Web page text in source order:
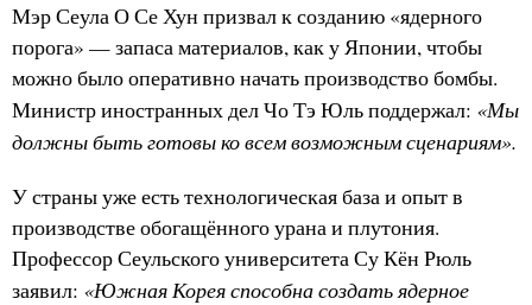
Мэр Сеула О Се Хун призвал к созданию «ядерного
порога» — запаса материалов, как у Японии, чтобы
можно было оперативно начать производство бомбы.
Министр иностранных дел Чо Тэ Юль поддержал: «Мы
должны быть готовы ко всем возможным сценариям».
У страны уже есть технологическая база и опыт в
производстве обогащённого урана и плутония.
Профессор Сеульского университета Су Кён Рюль
заявил: «Южная Корея способна создать ядерное